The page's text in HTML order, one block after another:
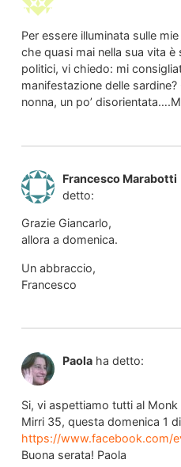
Per essere illuminata sulle
che quasi mai nella sua vita
politici, vi chiedo: mi
manifestazione delle
nonna, un po’
Francesco Marabotti
detto:
Grazie Giancarlo,
allora a domenica.
Un abbraccio,
Francesco
Paola ha detto:
Si, vi aspettiamo tutti al
Mirri 35, questa domenica 1
https://www.facebook.com/
Buona serata! Paola